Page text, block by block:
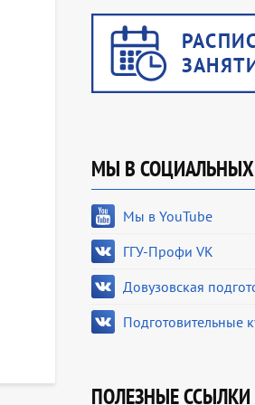
МЫ В СОЦИАЛЬНЫХ
Мы в YouTube
ГГУ-Профи VK
Довузовская
Подготовительные
ПОЛЕЗНЫЕ ССЫЛКИ